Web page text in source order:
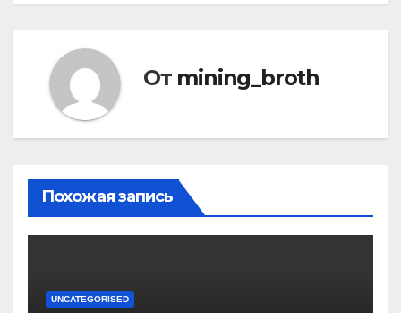
От mining_broth
Похожая запись
UNCATEGORISED